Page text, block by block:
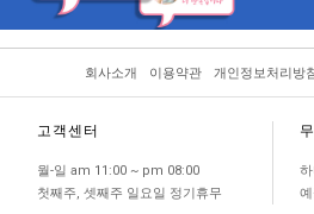
회사소개 이용약관 개인정보처리방
고객센터
월-일 am 11:00 ~ pm 08:00
첫째주, 셋째주 일요일 정기휴무